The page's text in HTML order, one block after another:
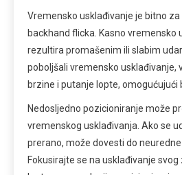
Vremensko usklađivanje je bitno
backhand flicka. Kasno vremensko
rezultira promašenim ili slabim
poboljšali vremensko usklađivanje,
brzine i putanje lopte, omogućujući
Nedosljedno pozicioniranje može
vremenskog usklađivanja. Ako se
prerano, može dovesti do
Fokusirajte se na usklađivanje